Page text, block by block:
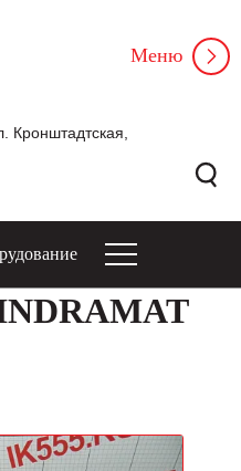
Кронштадтская,
Меню